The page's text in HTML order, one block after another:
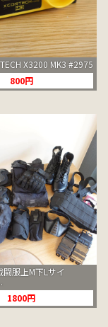
X3200 MK3 #2975
800円
服上M下Lサイ
1800円